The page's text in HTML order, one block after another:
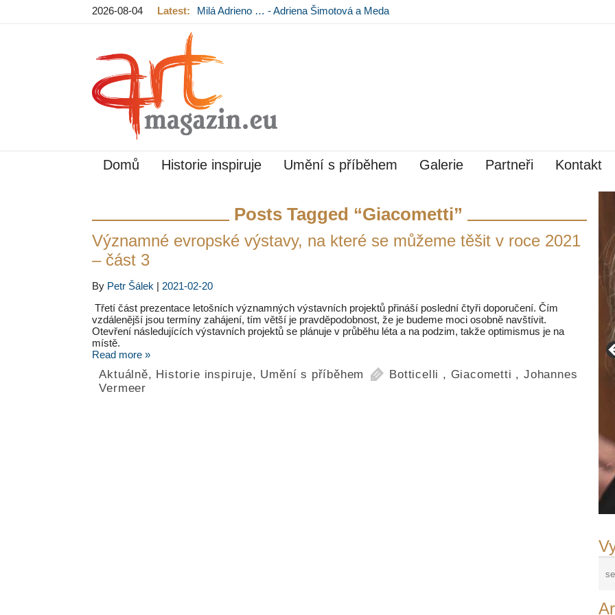
2026-08-04 Latest:
Milá Adrieno … - Adriena Šimotová a Meda
Domů Historie inspiruje Umění s příběhem Galerie Partneři Kontakt
Posts Tagged “Giacometti”
Významné evropské výstavy, na které se můžeme těšit v roce 2021
– část 3
By Petr Šálek | 2021-02-20
Třetí část prezentace letošních významných výstavních projektů přináší poslední čtyři doporučení. Čím
vzdálenější jsou termíny zahájení, tím větší je pravděpodobnost, že je budeme moci osobně navštívit.
Otevření následujících výstavních projektů se plánuje v průběhu léta a na podzim, takže optimismus je na
místě.
Read more »
Aktuálně, Historie inspiruje, Umění s příběhem Botticelli , Giacometti ,Johannes
Vermeer